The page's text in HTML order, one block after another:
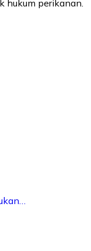
hukum perikanan.